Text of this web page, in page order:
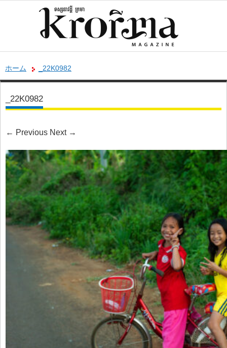
ホーム _22K0982
_22K0982
← Previous Next →